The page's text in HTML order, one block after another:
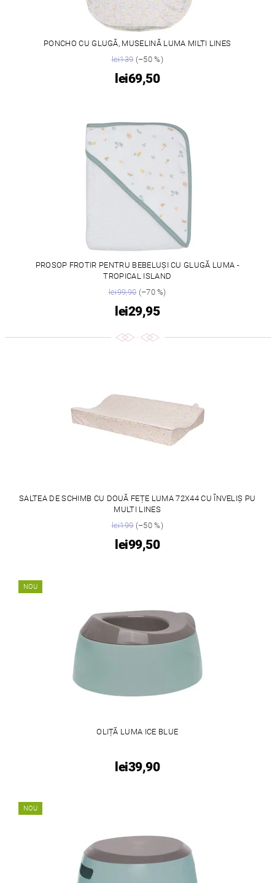
PONCHO CU GLUGĂ, MUSELINĂ LUMA MILTI LINES
lei139(–50 %)
lei69,50
PROSOP FROTIR PENTRU BEBELUȘI CU GLUGĂ LUMA -
TROPICAL ISLAND
lei99,90(–70 %)
lei29,95
SALTEA DE SCHIMB CU DOUĂ FEȚE LUMA 72X44 CU ÎNVELIȘ PU
MULTI LINES
lei199(–50 %)
lei99,50
NOU
OLIȚĂ LUMA ICE BLUE
lei39,90
NOU